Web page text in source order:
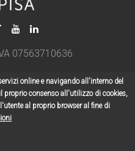
07563710636
Rights Reserved |Privacy Policy
Cookie Policy
online e navigando all'interno del
proprio consenso all'utilizzo di cookies,
al proprio browser al fine di